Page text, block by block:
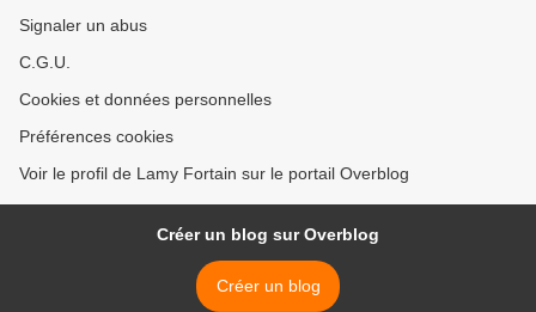
Signaler un abus
C.G.U.
Cookies et données personnelles
Préférences cookies
Voir le profil de Lamy Fortain sur le portail Overblog
Créer un blog sur Overblog
Créer un blog